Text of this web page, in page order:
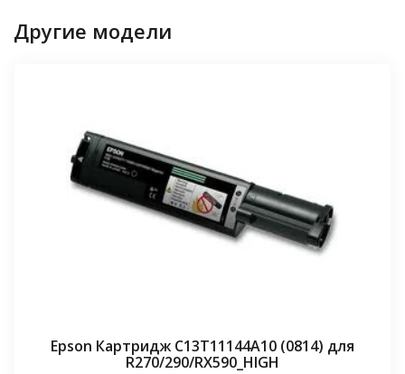
Другие модели
Epson Картридж C13T11144A10 (0814) для
R270/290/RX590_HIGH